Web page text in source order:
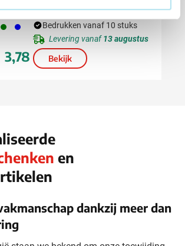
004
005
prijs
Speciale prijs
3,78
Dubbelwandig
Bedrukken vanaf 10 stuks
Levering vanaf13 augustus
Bekijk
en
dankzij meer dan